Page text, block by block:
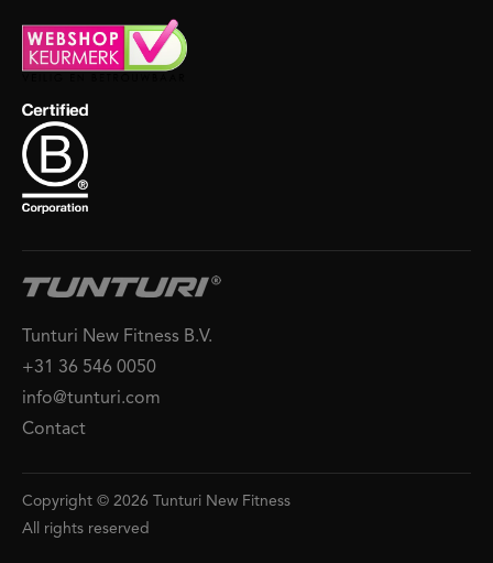
Tunturi New Fitness B.V.
+31 36 546 0050
info@tunturi.com
Contact
Copyright © 2026 Tunturi New Fitness
All rights reserved